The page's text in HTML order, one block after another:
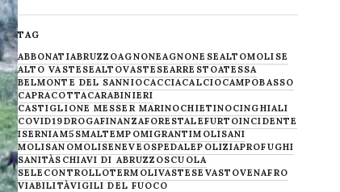
TAG
ABBONATIABRUZZOAGNONEAGNONESEALTOMOLISE
ALTO VASTESEALTOVASTESEARRESTOATESSA
BELMONTE DEL SANNIOCACCIACALCIOCAMPOBASSO
CAPRACOTTACARABINIERI
CASTIGLIONE MESSER MARINOCHIETINOCINGHIALI
COVID19DROGAFINANZAFORESTALEFURTOINCIDENTE
ISERNIAM5SMALTEMPOMIGRANTIMOLISANI
MOLISANOMOLISENEVE OSPEDALEPOLIZIAPROFUGHI
SANITÀSCHIAVI DI ABRUZZOSCUOLA
SELECONTROLLOTERMOLIVASTESE VASTOVENAFRO
VIABILITÀVIGILI DEL FUOCO